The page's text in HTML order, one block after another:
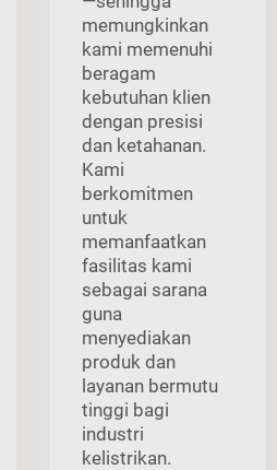
memungkinkan
kami memenuhi
beragam
kebutuhan klien
dengan presisi
dan ketahanan.
Kami
berkomitmen
untuk
memanfaatkan
fasilitas kami
sebagai sarana
guna
menyediakan
produk dan
layanan bermutu
tinggi bagi
industri
kelistrikan.